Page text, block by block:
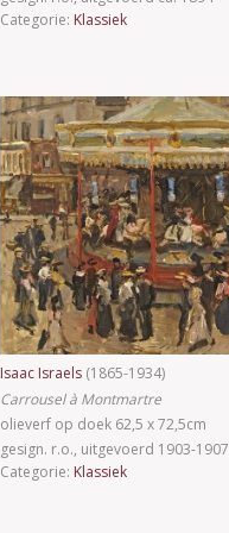
Categorie: Klassiek
Isaac Israels (1865-1934)
Carrousel à Montmartre
olieverf op doek 62,5 x 72,5cm
gesign. r.o., uitgevoerd 1903-1907
Categorie: Klassiek